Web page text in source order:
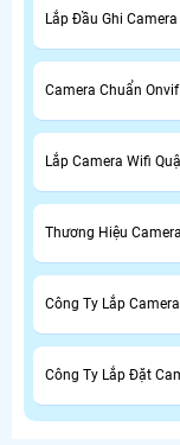
Lắp Đầu Ghi
Camera Chuẩn
Lắp Camera Wifi
Thương Hiệu
Công Ty Lắp
Công Ty Lắp Đặt